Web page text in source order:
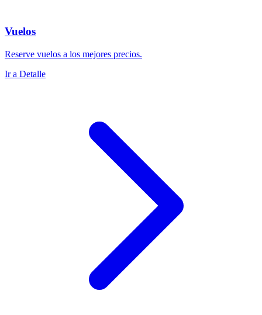
Vuelos
Reserve vuelos a los mejores precios.
Ir a Detalle